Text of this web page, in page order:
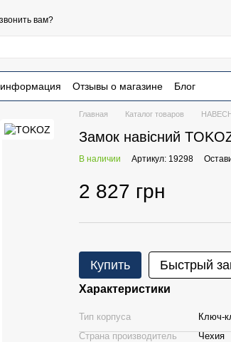
вам?
информация Отзывы о магазине
Блог
Главная Каталог товаров
Замок навісний
В наличии Артикул: 19298
2 827 грн
Купить Быстрый
Характеристики
Тип корпуса
Ключ-
Страна производитель
Чехия